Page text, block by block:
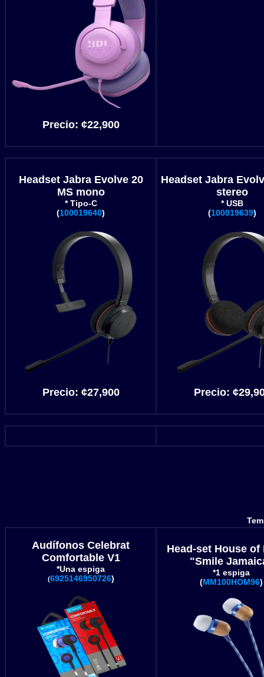
Precio: ¢22,900
Headset Jabra Evolve 20
MS mono
* Tipo-C
(100019640)
Precio: ¢27,900
Headset Jabra
stereo
* USB
(100019639)
Precio:
Audífonos Celebrat
Comfortable V1
*Una espiga
(6925146950726)
Head-set House of
"Smile
*1 espiga
(MM100HOM96)